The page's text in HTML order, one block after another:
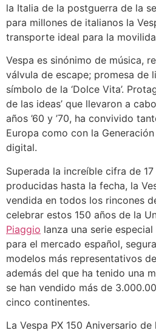
la Italia de la postguerra de la
para millones de italianos la
transporte ideal para la
Vespa es sinónimo de música,
válvula de escape; promesa de
símbolo de la ‘Dolce Vita’.
de las ideas’ que llevaron a
años ’60 y ’70, ha convivido
Europa como con la
digital.
Superada la increíble cifra de
producidas hasta la fecha, la
vendida en todos los rincones
celebrar estos 150 años de la
Piaggio lanza una serie especial
para el mercado español,
modelos más representativos
además del que ha tenido una
se han vendido más de
cinco continentes.
La Vespa PX 150 Aniversario